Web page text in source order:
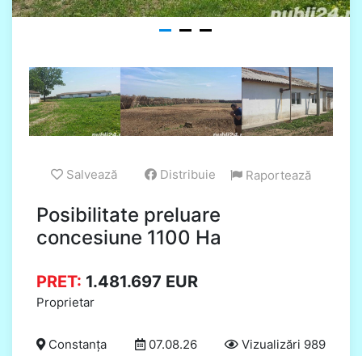
Salvează Distribuie Raportează
Posibilitate preluare
concesiune 1100 Ha
PRET: 1.481.697 EUR
Proprietar
Constanța 07.08.26 Vizualizări 989